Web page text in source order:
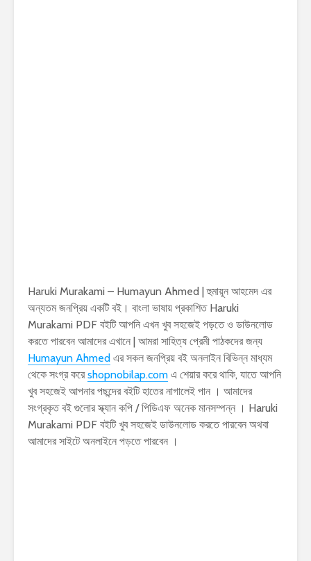
Haruki Murakami – Humayun Ahmed | হুমায়ূন আহমেদ এর
অন্যতম জনপ্রিয় একটি বই। বাংলা ভাষায় প্রকাশিত Haruki
Murakami PDF বইটি আপনি এখন খুব সহজেই পড়তে ও ডাউনলোড
করতে পারবেন আমাদের এখানে | আমরা সাহিত্য প্রেমী পাঠকদের জন্য
Humayun Ahmed এর সকল জনপ্রিয় বই অনলাইন বিভিন্ন মাধ্যম
থেকে সংগ্র করেshopnobilap.com এ শেয়ার করে থাকি, যাতে আপনি
খুব সহজেই আপনার পছন্দের বইটি হাতের নাগালেই পান । আমাদের
সংগ্রকৃত বই গুলোর স্ক্যান কপি / পিডিএফ অনেক মানসম্পন্ন । Haruki
Murakami PDF বইটি খুব সহজেই ডাউনলোড করতে পারবেন অথবা
আমাদের সাইটে অনলাইনে পড়তে পারবেন ।